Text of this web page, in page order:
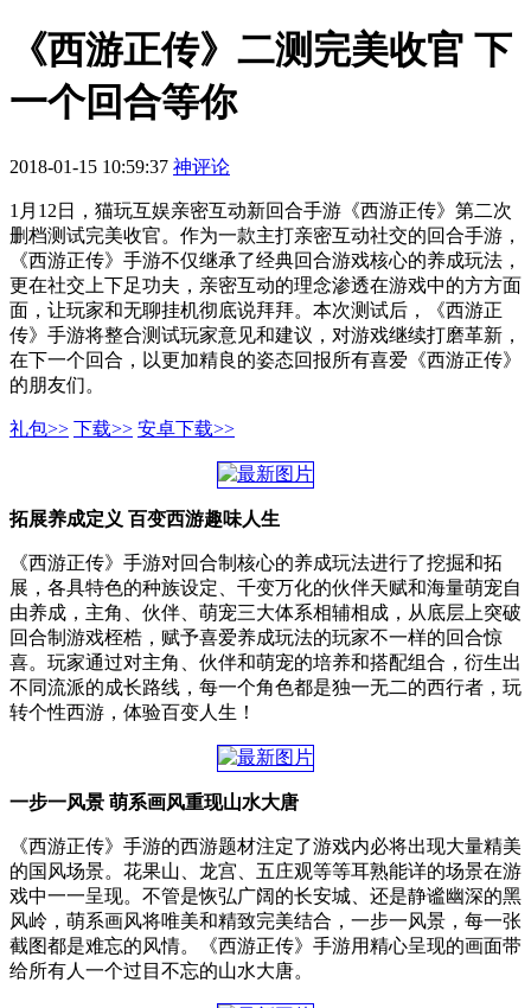
《西游正传》二测完美收官 下
一个回合等你
2018-01-15 10:59:37 神评论
1月12日，猫玩互娱亲密互动新回合手游《西游正传》第二次
删档测试完美收官。作为一款主打亲密互动社交的回合手游，
《西游正传》手游不仅继承了经典回合游戏核心的养成玩法，
更在社交上下足功夫，亲密互动的理念渗透在游戏中的方方面
面，让玩家和无聊挂机彻底说拜拜。本次测试后，《西游正
传》手游将整合测试玩家意见和建议，对游戏继续打磨革新，
在下一个回合，以更加精良的姿态回报所有喜爱《西游正传》
的朋友们。
礼包>> 下载>> 安卓下载>>
拓展养成定义 百变西游趣味人生
《西游正传》手游对回合制核心的养成玩法进行了挖掘和拓
展，各具特色的种族设定、千变万化的伙伴天赋和海量萌宠自
由养成，主角、伙伴、萌宠三大体系相辅相成，从底层上突破
回合制游戏桎梏，赋予喜爱养成玩法的玩家不一样的回合惊
喜。玩家通过对主角、伙伴和萌宠的培养和搭配组合，衍生出
不同流派的成长路线，每一个角色都是独一无二的西行者，玩
转个性西游，体验百变人生！
一步一风景 萌系画风重现山水大唐
《西游正传》手游的西游题材注定了游戏内必将出现大量精美
的国风场景。花果山、龙宫、五庄观等等耳熟能详的场景在游
戏中一一呈现。不管是恢弘广阔的长安城、还是静谧幽深的黑
风岭，萌系画风将唯美和精致完美结合，一步一风景，每一张
截图都是难忘的风情。《西游正传》手游用精心呈现的画面带
给所有人一个过目不忘的山水大唐。